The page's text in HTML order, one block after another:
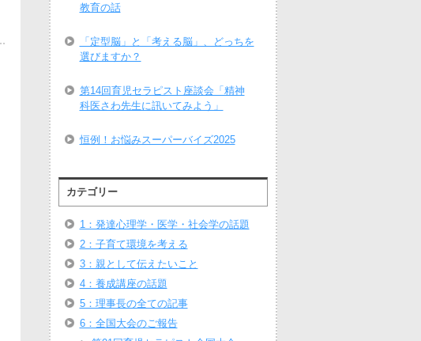
教育の話
「定型脳」と「考える脳」、どっちを
選びますか？
第14回育児セラピスト座談会「精神
科医さわ先生に訊いてみよう」
恒例！お悩みスーパーバイズ2025
カテゴリー
1：発達心理学・医学・社会学の話題
2：子育て環境を考える
3：親として伝えたいこと
4：養成講座の話題
5：理事長の全ての記事
6：全国大会のご報告